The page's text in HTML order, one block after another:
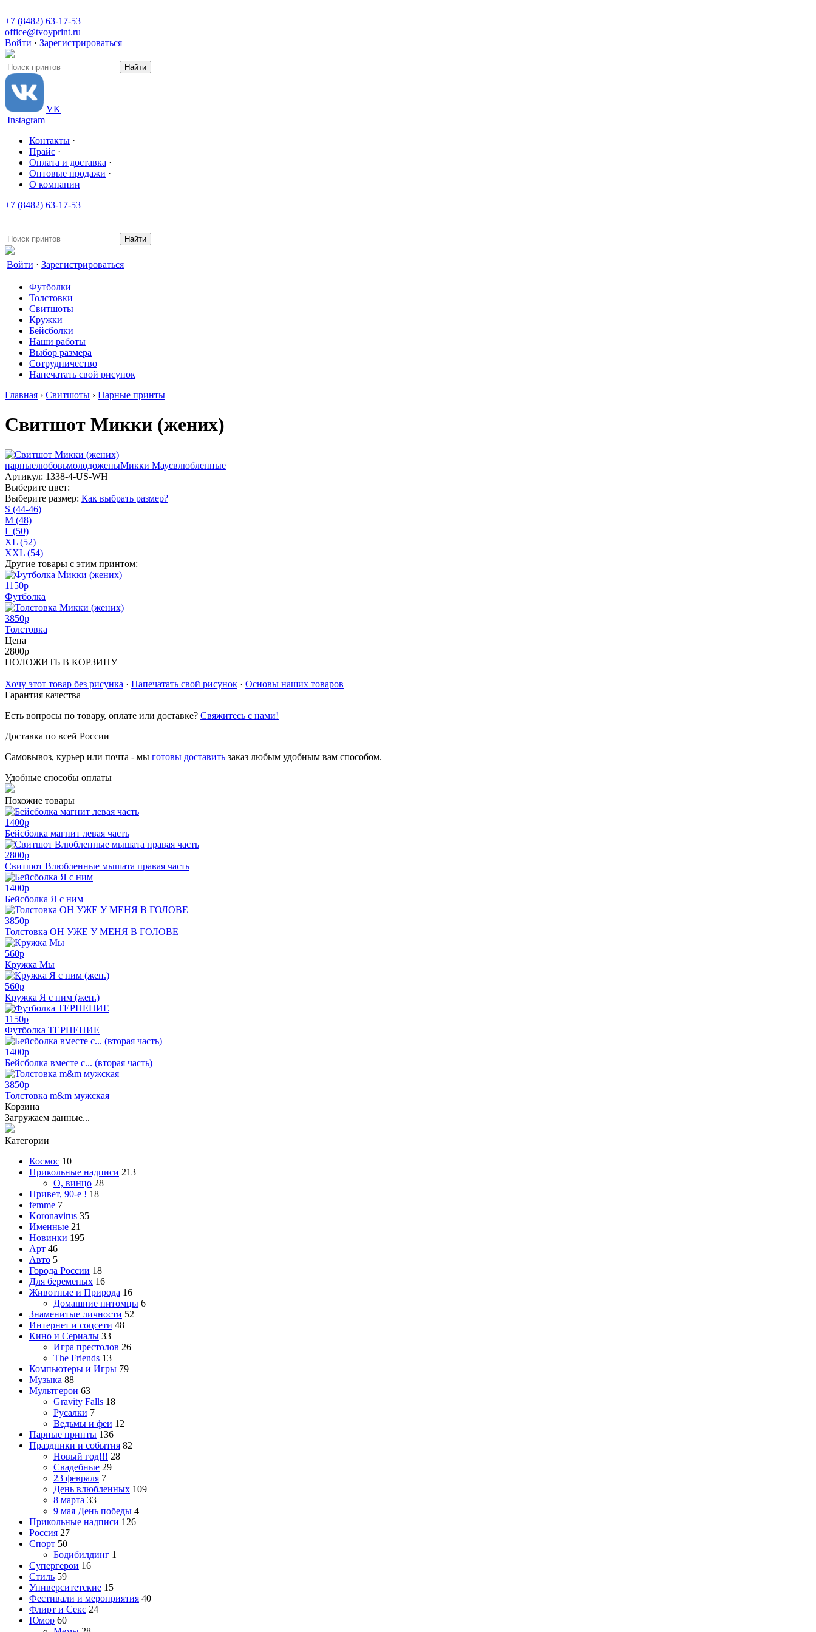
+7 (8482) 63-17-53
office@tvoyprint.ru
Войти · Зарегистрироваться
VK
Instagram
Контакты ·
Прайс ·
Оплата и доставка ·
Оптовые продажи ·
О компании
+7 (8482) 63-17-53
Войти · Зарегистрироваться
Футболки
Толстовки
Свитшоты
Кружки
Бейсболки
Наши работы
Выбор размера
Сотрудничество
Напечатать свой рисунок
Главная › Свитшоты › Парные принты
Свитшот Микки (жених)
парныелюбовьмолодоженыМикки Маусвлюбленные
Артикул: 1338-4-US-WH
Выберите цвет:
Выберите размер: Как выбрать размер?
S (44-46)
M (48)
L (50)
XL (52)
XXL (54)
Другие товары с этим принтом:
1150p
Футболка
3850p
Толстовка
Цена
2800p
ПОЛОЖИТЬ В КОРЗИНУ
Хочу этот товар без рисунка · Напечатать свой рисунок · Основы наших товаров
Гарантия качества
Есть вопросы по товару, оплате или доставке? Свяжитесь с нами!
Доставка по всей России
Самовывоз, курьер или почта - мы готовы доставить заказ любым удобным вам способом.
Удобные способы оплаты
Похожие товары
1400p
Бейсболка магнит левая часть
2800p
Свитшот Влюбленные мышата правая часть
1400p
Бейсболка Я с ним
3850p
Толстовка ОН УЖЕ У МЕНЯ В ГОЛОВЕ
560p
Кружка Мы
560p
Кружка Я с ним (жен.)
1150p
Футболка ТЕРПЕНИЕ
1400p
Бейсболка вместе с... (вторая часть)
3850p
Толстовка m&m мужская
Корзина
Загружаем данные...
Категории
Космос 10
Прикольные надписи 213
О, винцо 28
Привет, 90-е ! 18
femme 7
Koronavirus 35
Именные 21
Новинки 195
Арт 46
Авто 5
Города России 18
Для беременых 16
Животные и Природа 16
Домашние питомцы 6
Знаменитые личности 52
Интернет и соцсети 48
Кино и Сериалы 33
Игра престолов 26
The Friends 13
Компьютеры и Игры 79
Музыка 88
Мультгерои 63
Gravity Falls 18
Русалки 7
Ведьмы и феи 12
Парные принты 136
Праздники и события 82
Новый год!!! 28
Свадебные 29
23 февраля 7
День влюбленных 109
8 марта 33
9 мая День победы 4
Прикольные надписи 126
Россия 27
Спорт 50
Бодибилдинг 1
Супергерои 16
Стиль 59
Университетские 15
Фестивали и мероприятия 40
Флирт и Секс 24
Юмор 60